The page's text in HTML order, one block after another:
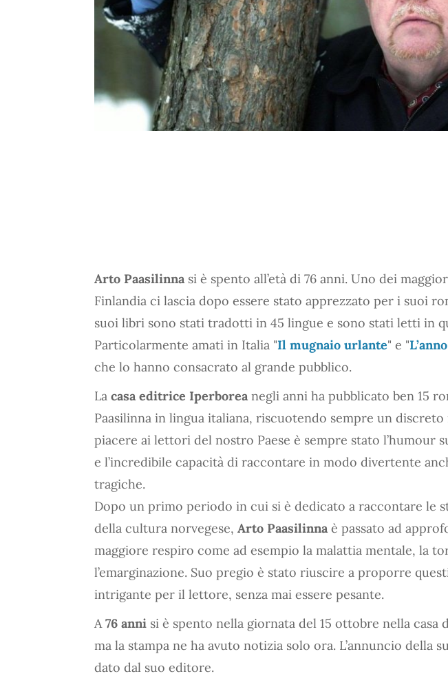
Arto Paasilinna si è spento all’età di 76 anni. Uno dei
Finlandia ci lascia dopo essere stato apprezzato per i suoi
suoi libri sono stati tradotti in 45 lingue e sono stati letti in
Particolarmente amati in Italia "Il mugnaio urlante" e "
che lo hanno consacrato al grande pubblico.
La casa editrice Iperborea negli anni ha pubblicato ben 15
Paasilinna in lingua italiana, riscuotendo sempre un
piacere ai lettori del nostro Paese è sempre stato l’humour
e l’incredibile capacità di raccontare in modo divertente
tragiche.
Dopo un primo periodo in cui si è dedicato a raccontare le
della cultura norvegese, Arto Paasilinna è passato ad
maggiore respiro come ad esempio la malattia mentale, la
l’emarginazione. Suo pregio è stato riuscire a proporre
intrigante per il lettore, senza mai essere pesante.
A76 anni si è spento nella giornata del 15 ottobre nella casa
ma la stampa ne ha avuto notizia solo ora. L’annuncio della
dato dal suo editore.